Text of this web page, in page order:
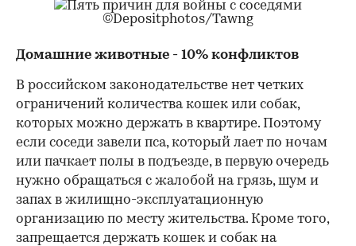
©Depositphotos/Tawng
Домашние животные - 10% конфликтов
В российском законодательстве нет четких
ограничений количества кошек или собак,
которых можно держать в квартире. Поэтому
если соседи завели пса, который лает по ночам
или пачкает полы в подъезде, в первую очередь
нужно обращаться с жалобой на грязь, шум и
запах в жилищно-эксплуатационную
организацию по месту жительства. Кроме того,
запрещается держать кошек и собак на